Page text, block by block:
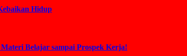
Hidup
Belajar sampai Prospek Kerja!